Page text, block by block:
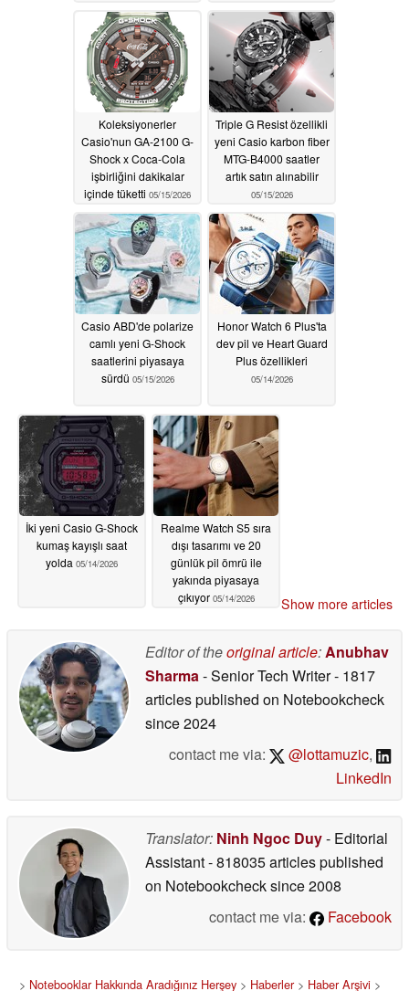
Koleksiyonerler
Casio'nun GA-2100 G-
Shock x Coca-Cola
işbirliğini dakikalar
içinde tüketti 05/15/2026
Triple G Resist özellikli
yeni Casio karbon fiber
MTG-B4000 saatler
artık satın alınabilir
05/15/2026
Casio ABD'de polarize
camlı yeni G-Shock
saatlerini piyasaya
sürdü 05/15/2026
Honor Watch 6 Plus'ta
dev pil ve Heart Guard
Plus özellikleri
05/14/2026
İki yeni Casio G-Shock
kumaş kayışlı saat
yolda 05/14/2026
Realme Watch S5 sıra
dışı tasarımı ve 20
günlük pil ömrü ile
yakında piyasaya
çıkıyor 05/14/2026 Show more articles
Editor of theoriginal article:Anubhav
Sharma- Senior Tech Writer- 1817
articles published on Notebookcheck
since 2024
contact me via:
@lottamuzic,
LinkedIn
Translator: Ninh Ngoc Duy- Editorial
Assistant- 818035 articles published
on Notebookchecksince 2008
contact me via:
Facebook
> Notebooklar Hakkında Aradığınız Herşey > Haberler> Haber Arşivi >